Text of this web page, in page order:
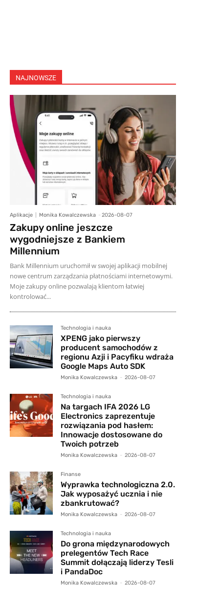
NAJNOWSZE
Aplikacje Monika Kowalczewska - 2026-08-07
Zakupy online jeszcze
wygodniejsze z Bankiem
Millennium
Bank Millennium uruchomił w swojej aplikacji mobilnej
nowe centrum zarządzania płatnościami internetowymi.
Moje zakupy online pozwalają klientom łatwiej
kontrolować...
Technologia i nauka
XPENG jako pierwszy
producent samochodów z
regionu Azji i Pacyfiku wdraża
Google Maps Auto SDK
Monika Kowalczewska - 2026-08-07
Technologia i nauka
Na targach IFA 2026 LG
Electronics zaprezentuje
rozwiązania pod hasłem:
Innowacje dostosowane do
Twoich potrzeb
Monika Kowalczewska - 2026-08-07
Finanse
Wyprawka technologiczna 2.0.
Jak wyposażyć ucznia i nie
zbankrutować?
Monika Kowalczewska - 2026-08-07
Technologia i nauka
Do grona międzynarodowych
prelegentów Tech Race
Summit dołączają liderzy Tesli
i PandaDoc
Monika Kowalczewska - 2026-08-07